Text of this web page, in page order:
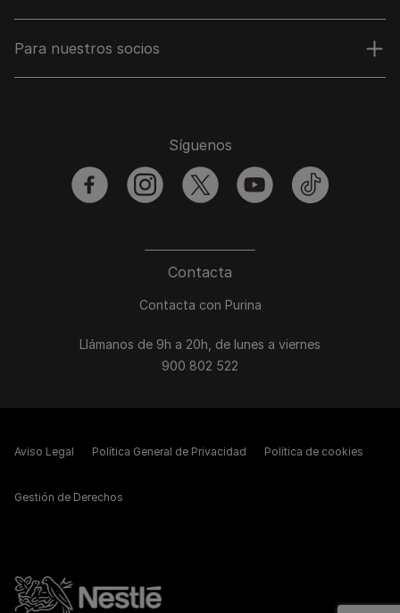
Para nuestros socios
Contacta
Contacta con Purina
Llámanos de 9h a 20h, de lunes a viernes
900 802 522
Síguenos
facebookinstagramtwitter youtubetiktok
Aviso Legal Política General de Privacidad Política de cookies
Gestión de Derechos